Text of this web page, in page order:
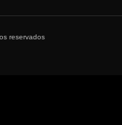
reservados